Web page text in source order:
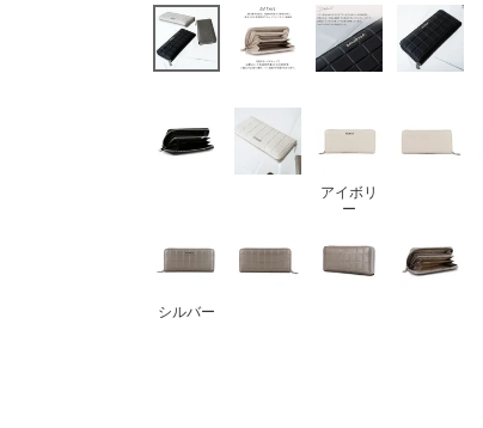
ボストンバッグ
バッグその他
財布・小物
長財布
コンパクト財布
コインケース
アイボリ
ー
シルバー